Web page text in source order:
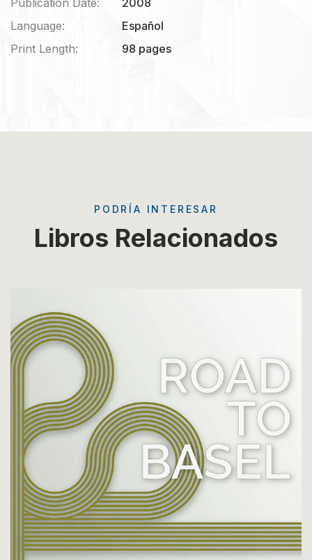
Publication Date:
2008
Language:
Español
Print Length:
98 pages
PODRÍA INTERESAR
Libros Relacionados